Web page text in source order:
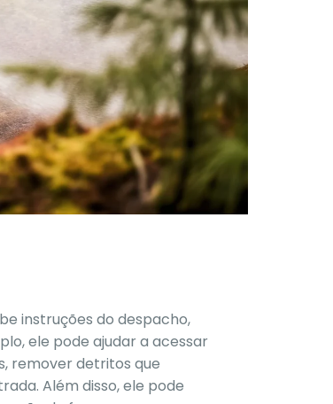
instruções do despacho,
ele pode ajudar a acessar
remover detritos que
Além disso, ele pode